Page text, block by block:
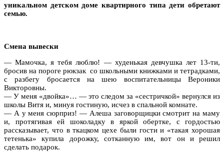
уникальном детском доме квартирного типа дети обретают
семью.
Смена вывески
— Мамочка, я тебя люблю! — худенькая девчушка лет 13-ти,
бросив на пороге рюкзак со школьными книжками и тетрадками,
с разбегу бросается на шею воспитательницы Вероники
Викторовны.
— У меня «двойка»… — это следом за «сестричкой» вернулся из
школы Витя и, минуя гостиную, исчез в спальной комнате.
— А у меня сюрприз! — Алеша заговорщицки смотрит на маму
и, протягивая ей шоколадку в яркой обертке, с гордостью
рассказывает, что в ткацком цехе были гости и «такая хорошая
тетенька» купила дорожку, сотканную им, вот он и решил
сделать подарок.